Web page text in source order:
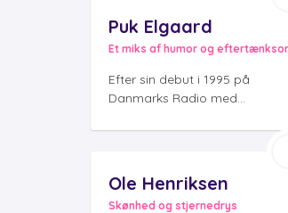
Puk Elgaard
Efter sin debut i 1995 på
Danmarks Radio med...
Ole Henriksen
Skønhed og stjernedrys